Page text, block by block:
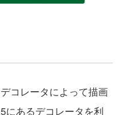
コレータによって描画
にあるデコレータを利